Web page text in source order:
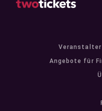
Veranstalter
Angebote für